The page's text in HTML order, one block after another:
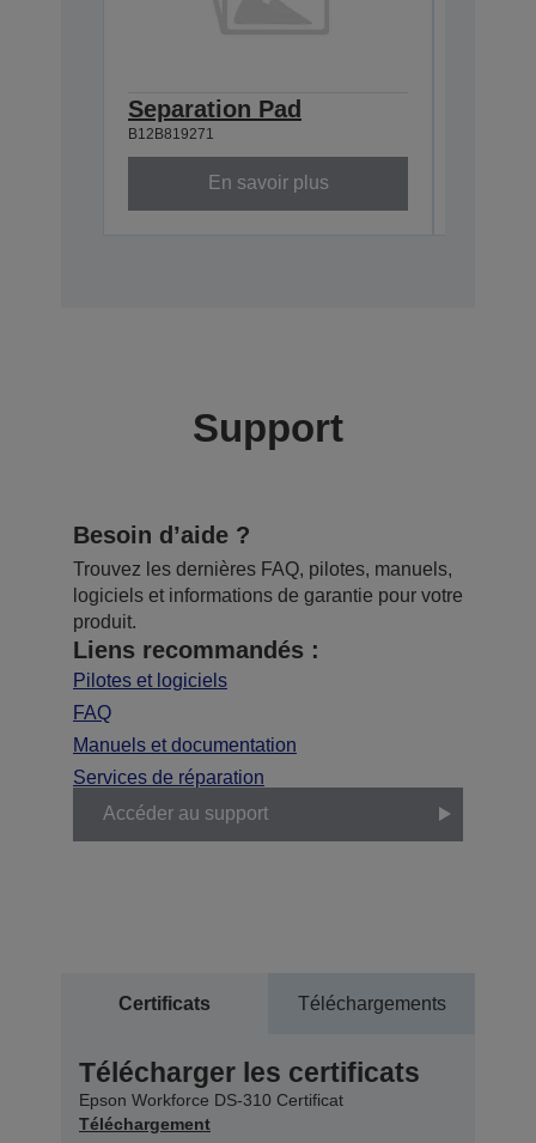
Separation Pad
B12B819271
En savoir plus
Support
Besoin d’aide ?
Trouvez les dernières FAQ, pilotes, manuels,
logiciels et informations de garantie pour votre
produit.
Liens recommandés :
Pilotes et logiciels
FAQ
Manuels et documentation
Services de réparation
Accéder au support
Certificats Téléchargements
Télécharger les certificats
Epson Workforce DS-310 Certificat
Téléchargement